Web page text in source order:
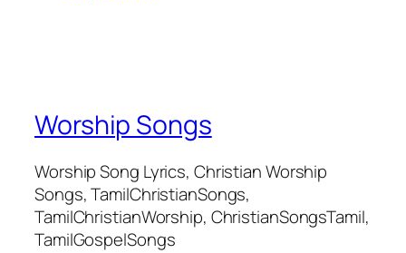
Worship Songs
Worship Song Lyrics, Christian Worship
Songs, TamilChristianSongs,
TamilChristianWorship, ChristianSongsTamil,
TamilGospelSongs